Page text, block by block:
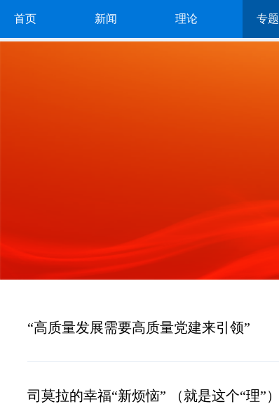
首页 新闻 理论 专题
“高质量发展需要高质量党建来引领”
司莫拉的幸福“新烦恼” （就是这个“理”）